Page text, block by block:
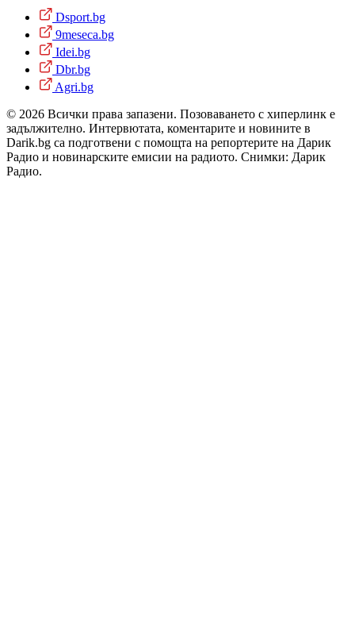
Dsport.bg
9meseca.bg
Idei.bg
Dbr.bg
Agri.bg
© 2026 Всички права запазени. Позоваването с хиперлинк е
задължително. Интервютата, коментарите и новините в
Darik.bg са подготвени с помощта на репортерите на Дарик
Радио и новинарските емисии на радиото. Снимки: Дарик
Радио.